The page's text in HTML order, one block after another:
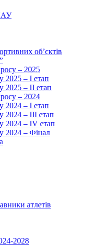
об’єктів
– 2025
2025 – I етап
2025 – II етап
– 2024
2024 – I етап
2024 – III етап
2024 – IV етап
2024 – Фінал
атлетів
2028